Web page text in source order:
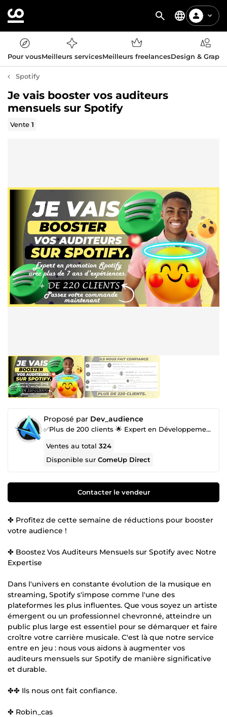
Pour vousMeilleurs servicesMeilleurs freelancesDesign &
Spotify
Je vais booster vos auditeurs
mensuels sur Spotify
Vente1
Proposé par Dev_audience
✅Plus de 200 clients 🌟 Expert en Développement d'Audience & Référencement Naturel 🌟
Ventes au total324
Disponible surComeUp Direct
Contacter le vendeur
✤ Profitez de cette semaine de réductions pour booster
votre audience !
✤ Boostez Vos Auditeurs Mensuels sur Spotify avec Notre
Expertise
Dans l'univers en constante évolution de la musique en
streaming, Spotify s'impose comme l'une des
plateformes les plus influentes. Que vous soyez un artiste
émergent ou un professionnel chevronné, atteindre un
public plus large est essentiel pour se démarquer et faire
croître votre carrière musicale. C'est là que notre service
entre en jeu : nous vous aidons à augmenter vos
auditeurs mensuels sur Spotify de manière significative
et durable.
✤✤ Ils nous ont fait confiance.
✤ Robin_cas